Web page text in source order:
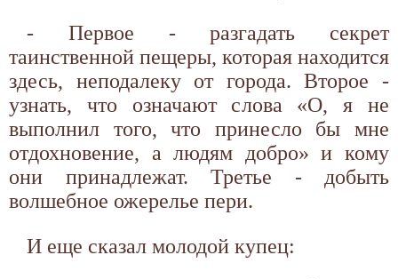
- Первое - разгадать секрет
таинственной пещеры, которая находится
здесь, неподалеку от города. Второе -
узнать, что означают слова «О, я не
выполнил того, что принесло бы мне
отдохновение, а людям добро» и кому
они принадлежат. Третье - добыть
волшебное ожерелье пери.
И еще сказал молодой купец: